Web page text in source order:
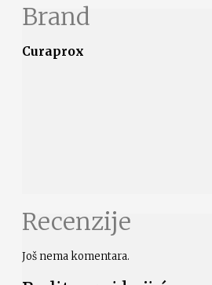
Brand
Curaprox
Recenzije
Još nema komentara.